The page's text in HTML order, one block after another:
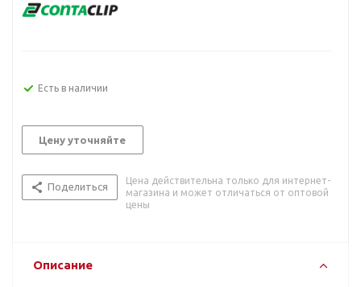
Есть в наличии
Цену уточняйте
Поделиться
Цена действительна только для интернет-
магазина и может отличаться от оптовой
цены
Описание